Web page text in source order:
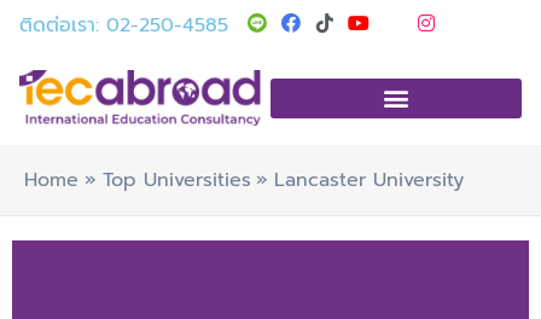
Skip
content
ติดต่อเรา: 02-250-4585 T
i
t
k
Y
o
t
b
I
n
t
g
m
Home Top Universities Lancaster University